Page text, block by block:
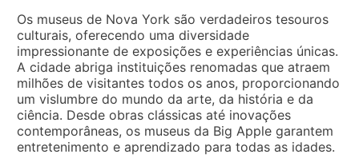
Os museus de Nova York são verdadeiros tesouros
culturais, oferecendo uma diversidade
impressionante de exposições e experiências únicas.
A cidade abriga instituições renomadas que atraem
milhões de visitantes todos os anos, proporcionando
um vislumbre do mundo da arte, da história e da
ciência. Desde obras clássicas até inovações
contemporâneas, os museus da Big Apple garantem
entretenimento e aprendizado para todas as idades.